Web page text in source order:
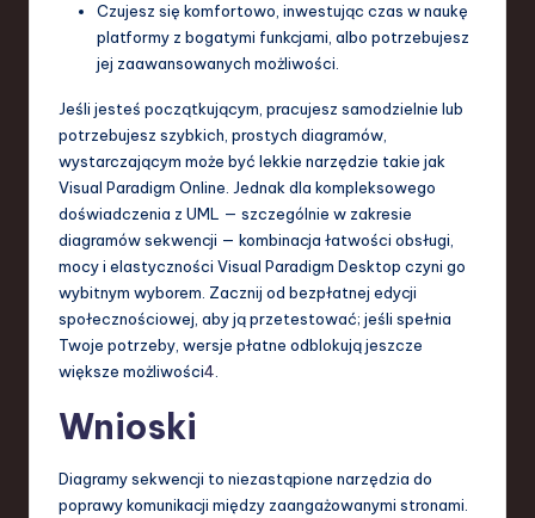
Czujesz się komfortowo, inwestując czas w naukę
platformy z bogatymi funkcjami, albo potrzebujesz
jej zaawansowanych możliwości.
Jeśli jesteś początkującym, pracujesz samodzielnie lub
potrzebujesz szybkich, prostych diagramów,
wystarczającym może być lekkie narzędzie takie jak
Visual Paradigm Online. Jednak dla kompleksowego
doświadczenia z UML — szczególnie w zakresie
diagramów sekwencji — kombinacja łatwości obsługi,
mocy i elastyczności Visual Paradigm Desktop czyni go
wybitnym wyborem. Zacznij od bezpłatnej edycji
społecznościowej, aby ją przetestować; jeśli spełnia
Twoje potrzeby, wersje płatne odblokują jeszcze
większe możliwości4
Wnioski
Diagramy sekwencji to niezastąpione narzędzia do
poprawy komunikacji między zaangażowanymi stronami.